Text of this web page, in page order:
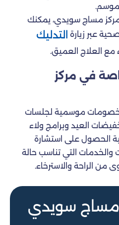
مساج سويدي، يمكنك
عبر زيارة
التدليك
مع العلاج العميق.
في مركز
وخصومات موسمية لجلسات
العيد وبرامج ولاء
الحصول على استشارة
التي تناسب حالة
من الراحة والاسترخاء.
مساج سويدي